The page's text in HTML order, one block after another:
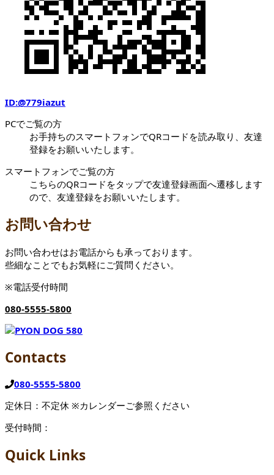
ID:@779iazut
PCでご覧の方
お手持ちのスマートフォンでQRコードを読み取り、友達
登録をお願いいたします。
スマートフォンでご覧の方
こちらのQRコードをタップで友達登録画面へ遷移します
ので、友達登録をお願いいたします。
お問い合わせ
お問い合わせはお電話からも承っております。
些細なことでもお気軽にご質問ください。
※電話受付時間
080-5555-5800
Contacts
080-5555-5800
定休日：不定休 ※カレンダーご参照ください
受付時間：
Quick Links